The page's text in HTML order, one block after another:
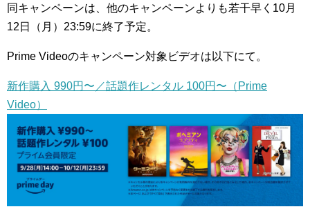
同キャンペーンは、他のキャンペーンよりも若干早く10月
12日（月）23:59に終了予定。
Prime Videoのキャンペーン対象ビデオは以下にて。
新作購入 990円〜／話題作レンタル 100円〜（Prime
Video）